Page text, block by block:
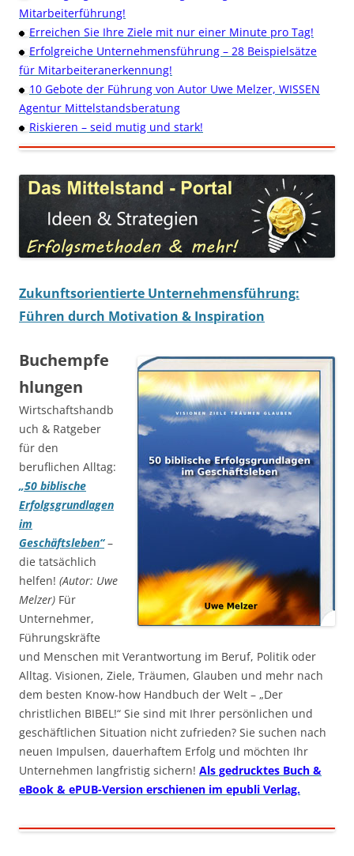
Mitarbeiterführung!
Erreichen Sie Ihre Ziele mit nur einer Minute pro Tag!
Erfolgreiche Unternehmensführung – 28 Beispielsätze
für Mitarbeiteranerkennung!
10 Gebote der Führung von Autor Uwe Melzer, WISSEN
Agentur Mittelstandsberatung
Riskieren – seid mutig und stark!
Zukunftsorientierte Unternehmensführung:
Führen durch Motivation & Inspiration
Buchempfe
hlungen
Wirtschaftshandb
uch & Ratgeber
für den
beruflichen Alltag:
„50 biblische
Erfolgsgrundlagen
im
Geschäftsleben“–
die tatsächlich
helfen! (Autor: Uwe
Melzer) Für
Unternehmer,
Führungskräfte
und Menschen mit Verantwortung im Beruf, Politik oder
Alltag. Visionen, Ziele, Träumen, Glauben und mehr nach
dem besten Know-how Handbuch der Welt – „Der
christlichen BIBEL!“ Sie sind mit Ihrer persönlichen und
geschäftlichen Situation nicht zufrieden? Sie suchen nach
neuen Impulsen, dauerhaftem Erfolg und möchten Ihr
Unternehmen langfristig sichern! Als gedrucktes Buch &
eBook & ePUB-Version erschienen im epubli Verlag.